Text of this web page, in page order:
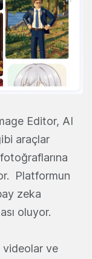
Editor, AI
araçlar
Platformun
zeka
oluyor.
videolar ve